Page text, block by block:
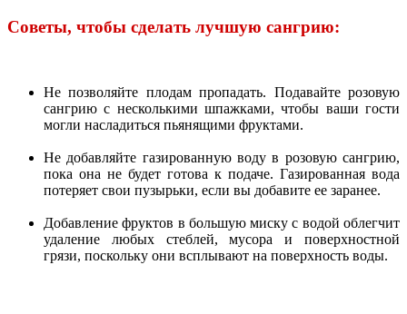
Советы, чтобы сделать лучшую сангрию:
Не позволяйте плодам пропадать. Подавайте розовую
сангрию с несколькими шпажками, чтобы ваши гости
могли насладиться пьянящими фруктами.
Не добавляйте газированную воду в розовую сангрию,
пока она не будет готова к подаче. Газированная вода
потеряет свои пузырьки, если вы добавите ее заранее.
Добавление фруктов в большую миску с водой облегчит
удаление любых стеблей, мусора и поверхностной
грязи, поскольку они всплывают на поверхность воды.